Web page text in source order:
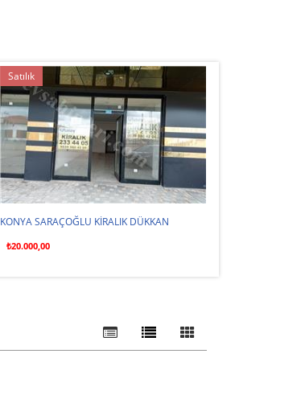
Satılık
KONYA SARAÇOĞLU KİRALIK DÜKKAN
₺20.000,00